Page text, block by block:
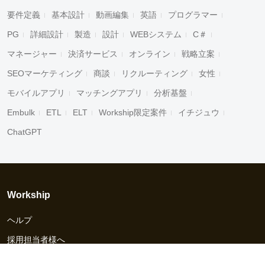
要件定義 基本設計 動画編集 英語 プログラマー
PG 詳細設計 製造 設計 WEBシステム C＃
マネージャー 決済サービス オンライン 戦略立案
SEOマーケティング 商談 リクルーティング 女性
モバイルアプリ マッチングアプリ 分析基盤
Embulk ETL ELT Workship限定案件 イチジュウ
ChatGPT
Workship
ヘルプ
採用担当者様へ